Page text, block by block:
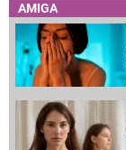
AMIGA